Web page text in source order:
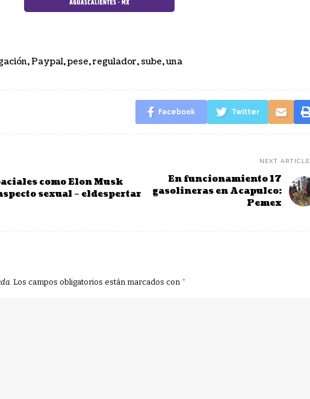
,Paypal,pese,regulador, sube,una
Facebook Twitter
como Elon Musk
sexual – eldespertar
NEXT ARTICLE
En funcionamiento 17
gasolineras en Acapulco:
Pemex
Los campos obligatorios están marcados con *